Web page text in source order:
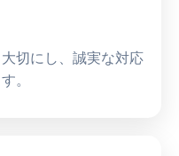
切にし、誠実な対応
。